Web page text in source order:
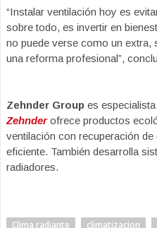
“Instalar ventilación hoy es
sobre todo, es invertir en
no puede verse como un extra,
una reforma profesional”,
Zehnder Group es
Zehnderofrece productos
ventilación con recuperación
eficiente. También desarrolla
radiadores.
Clima radiante climatizacion